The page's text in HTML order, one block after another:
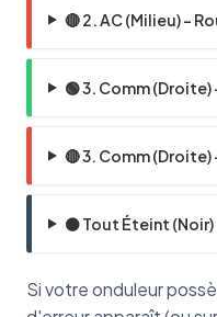
🔴 2. AC (Milieu) -
🟢 3. Comm
🔴 3. Comm (Droite)
⚫ Tout Éteint (Noir)
Si votre onduleur